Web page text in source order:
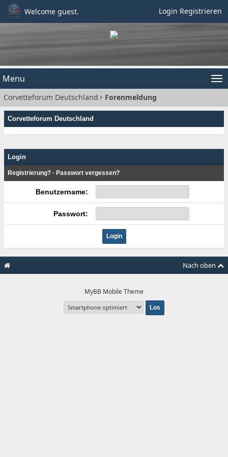
Welcome guest. Login Registrieren
Menu
Corvetteforum Deutschland Forenmeldung
Corvetteforum Deutschland
Login
Registrierung? · Passwort vergessen?
Benutzername:
Passwort:
Nach oben
MyBB Mobile Theme